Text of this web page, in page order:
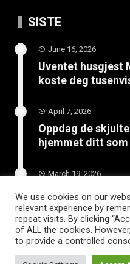
SISTE
June 16, 2026
Uventet husgjest
koste deg
April 7, 2026
Oppdag de
hjemmet ditt
March 19, 2026
Slik
langvarig bruk
We use cookies on our
relevant experience by
repeat visits. By clicking
of ALL the cookies.
to provide a controlled